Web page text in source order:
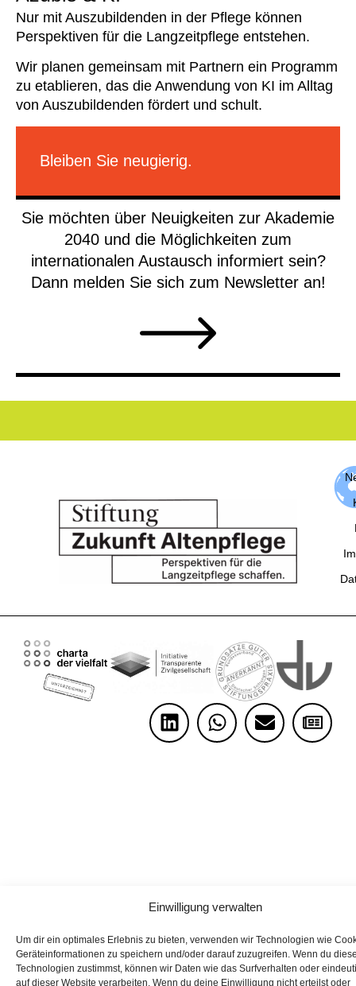
Einwilligung verwalten
Um dir ein optimales Erlebnis zu bieten, verwenden wir Technologien wie
Geräteinformationen zu speichern und/oder darauf zuzugreifen. Wenn du
Technologien zustimmst, können wir Daten wie das Surfverhalten oder
auf dieser Website verarbeiten. Wenn du deine Einwilligung nicht erteilst oder
Nur mit Auszubildenden in der Pflege können
Perspektiven für die Langzeitpflege entstehen.
Wir planen gemeinsam mit Partnern ein Programm
zu etablieren, das die Anwendung von KI im Alltag
von Auszubildenden fördert und schult.
Bleiben Sie neugierig.
Sie möchten über Neuigkeiten zur Akademie
2040 und die Möglichkeiten zum
internationalen Austausch informiert sein?
Dann melden Sie sich zum Newsletter an!